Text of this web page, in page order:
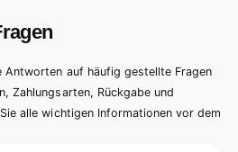
Antworten auf häufig gestellte Fragen
Zahlungsarten, Rückgabe und
alle wichtigen Informationen vor dem